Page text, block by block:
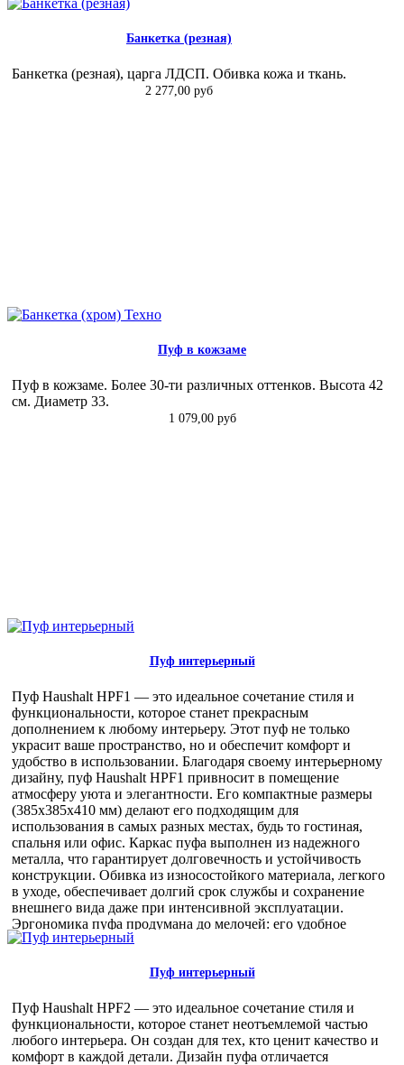
Банкетка (резная)
Банкетка (резная), царга ЛДСП. Обивка кожа и ткань.
2 277,00 руб
Пуф в кожзаме
Пуф в кожзаме. Более 30-ти различных оттенков. Высота 42
см. Диаметр 33.
1 079,00 руб
Пуф интерьерный
Пуф Haushalt HPF1 — это идеальное сочетание стиля и
функциональности, которое станет прекрасным
дополнением к любому интерьеру. Этот пуф не только
украсит ваше пространство, но и обеспечит комфорт и
удобство в использовании. Благодаря своему интерьерному
дизайну, пуф Haushalt HPF1 привносит в помещение
атмосферу уюта и элегантности. Его компактные размеры
(385х385х410 мм) делают его подходящим для
использования в самых разных местах, будь то гостиная,
спальня или офис. Каркас пуфа выполнен из надежного
металла, что гарантирует долговечность и устойчивость
конструкции. Обивка из износостойкого материала, легкого
в уходе, обеспечивает долгий срок службы и сохранение
внешнего вида даже при интенсивной эксплуатации.
Эргономика пуфа продумана до мелочей: его удобное
сиденье диаметром 350 мм и высотой 410 мм позволяет
расслабление. Пуф Haushalt HPF1 идеально подходит для
интерьеров до коммерческих помещений. Он станет
отличным решением для кафе, гостиниц, офисов и других
мест, где важны стиль и удобство. Оптовые покупатели
оценят все преимущества приобретения пуфа Haushalt HPF1.
Пуф интерьерный
Пуф Haushalt HPF2 — это идеальное сочетание стиля и
функциональности, которое станет неотъемлемой частью
любого интерьера. Он создан для тех, кто ценит качество и
комфорт в каждой детали. Дизайн пуфа отличается